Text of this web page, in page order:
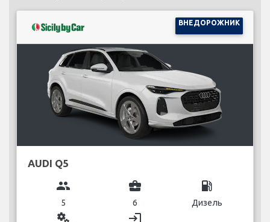
ВНЕДОРОЖНИК
AUDI Q5
group
5
business_center
6
local_gas_station
Дизель
miscellaneous_services login